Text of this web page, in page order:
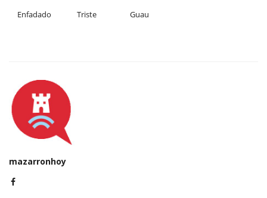
Enfadado Triste Guau
mazarronhoy